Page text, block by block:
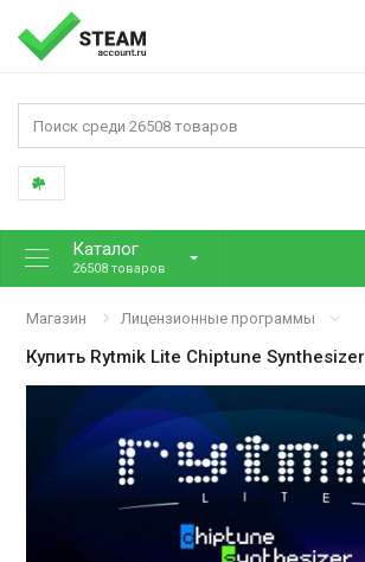
Каталог
26508 товаров
Магазин Лицензионные программы
Купить Rytmik Lite Chiptune Synthesizer